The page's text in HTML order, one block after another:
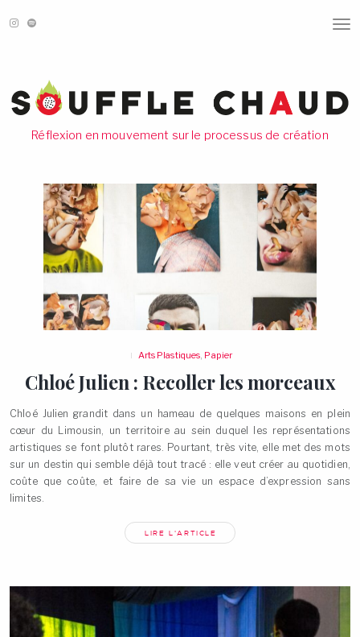
T
N
A
Réflexion en mouvement sur le processus de création
Arts Plastiques, Papier
Chloé Julien : Recoller lesmorceaux
Chloé Julien grandit dans un hameau de quelques maisons en plein
cœur du Limousin, un territoire au sein duquel les représentations
artistiques se font plutôt rares. Pourtant, très vite, elle met des mots
sur un destin qui semble déjà tout tracé : elle veut créer au quotidien,
coûte que coûte, et faire de sa vie un espace d’expression sans
limites.
LIRE L'ARTICLE